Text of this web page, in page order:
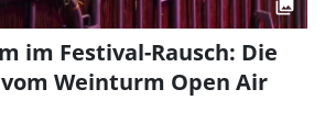
im Festival-Rausch: Die
Weinturm Open Air